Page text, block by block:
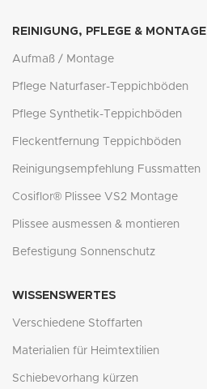
REINIGUNG, PFLEGE & MONTAGE
Aufmaß / Montage
Pflege Naturfaser-Teppichböden
Pflege Synthetik-Teppichböden
Fleckentfernung Teppichböden
Reinigungsempfehlung Fussmatten
Cosiflor® Plissee VS2 Montage
Plissee ausmessen & montieren
Befestigung Sonnenschutz
WISSENSWERTES
Verschiedene Stoffarten
Materialien für Heimtextilien
Schiebevorhang kürzen